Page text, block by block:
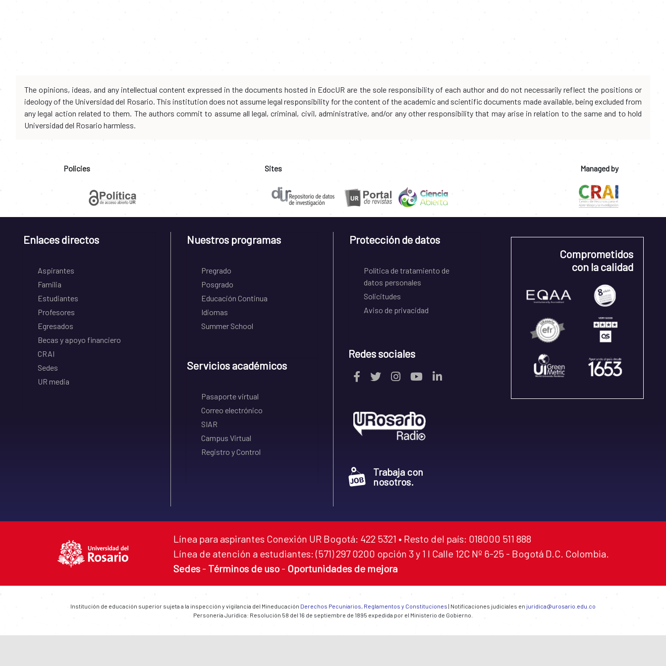
The opinions, ideas, and any intellectual content expressed in the documents hosted in EdocUR are the sole responsibility of each author and do not necessarily reflect the positions or
ideology of the Universidad del Rosario. This institution does not assume legal responsibility for the content of the academic and scientific documents made available, being excluded from
any legal action related to them. The authors commit to assume all legal, criminal, civil, administrative, and/or any other responsibility that may arise in relation to the same and to hold
Universidad del Rosario harmless.
Policies Sites Managed by
Enlaces directos
Aspirantes
Familia
Estudiantes
Profesores
Egresados
Becas y apoyo financiero
CRAI
Sedes
UR media
Nuestros programas
Pregrado
Posgrado
Educación Continua
Idiomas
Summer School
Servicios académicos
Pasaporte virtual
Correo electrónico
SIAR
Campus Virtual
Registro y Control
Protección de datos
Política de tratamiento de
datos personales
Solicitudes
Aviso de privacidad
Redes sociales
Trabaja con
nosotros.
Comprometidos
con la calidad
Línea para aspirantes Conexión UR Bogotá: 422 5321 • Resto del país: 018000 511 888
Línea de atención a estudiantes: (571) 297 0200 opción 3 y 1 I Calle 12C Nº 6-25 - Bogotá D.C. Colombia.
Sedes - Términos de uso - Oportunidades de mejora
Institución de educación superior sujeta a la inspección y vigilancia del Mineducación Derechos Pecuniarios, Reglamentos y Constituciones | Notificaciones judiciales en juridica@urosario.edu.co
Personería Jurídica: Resolución 58 del 16 de septiembre de 1895 expedida por el Ministerio de Gobierno.